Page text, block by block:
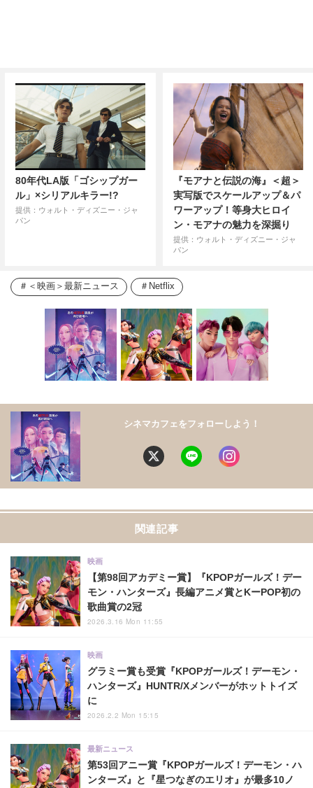
80年代LA版「ゴシップガー
ル」×シリアルキラー!?
提供：ウォルト・ディズニー・ジャ
パン
『モアナと伝説の海』＜超＞
実写版でスケールアップ＆パ
ワーアップ！等身大ヒロイ
ン・モアナの魅力を深掘り
提供：ウォルト・ディズニー・ジャ
パン
＜映画＞最新ニュース Netflix
シネマカフェをフォローしよう！
関連記事
【第98回アカデミー賞】『KPOPガールズ！デー
モン・ハンターズ』長編アニメ賞とKーPOP初の
歌曲賞の2冠
映画
2026.3.16 Mon 11:55
グラミー賞も受賞『KPOPガールズ！デーモン・
ハンターズ』HUNTR/Xメンバーがホットトイズ
に
映画
2026.2.2 Mon 15:15
第53回アニー賞『KPOPガールズ！デーモン・ハ
ンターズ』と『星つなぎのエリオ』が最多10ノ
最新ニュース